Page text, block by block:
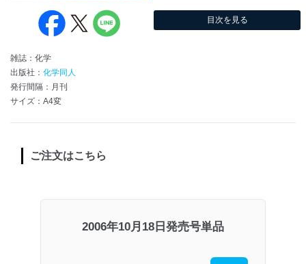
雑誌：化学
出版社： 化学同人
発行間隔：月刊
サイズ：A4変
目次を見る
ご注文はこちら
2006年10月18日発売号単品